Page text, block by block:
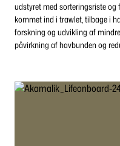
udstyret med sorteringsriste og
kommet ind i trawlet, tilbage i
forskning og udvikling af
påvirkning af havbunden og